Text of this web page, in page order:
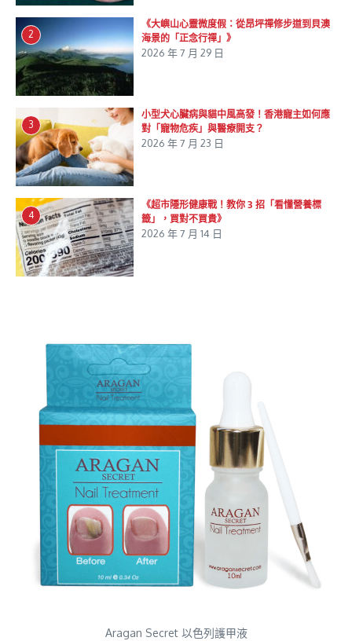
2
《大嶼山心靈微度假：從昂坪禪修步道到貝澳
海景的「正念行禪」》
2026 年 7 月 29 日
3
小型犬心臟病與貓中風高發！香港寵主如何應
對「寵物危疾」與醫療開支？
2026 年 7 月 23 日
4
《超市隱形健康戰！教你 3 招「看懂營養標
籤」，買對不買貴》
2026 年 7 月 14 日
Aragan Secret 以色列護甲液